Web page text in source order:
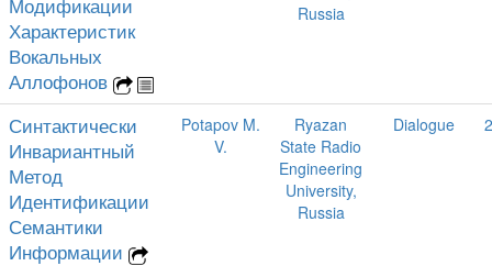
Модификации
Характеристик
Вокальных
Аллофонов
Russia
Синтактически
Инвариантный
Метод
Идентификации
Семантики
Информации
Potapov M.
V.
Ryazan
State Radio
Engineering
University,
Russia
Dialogue